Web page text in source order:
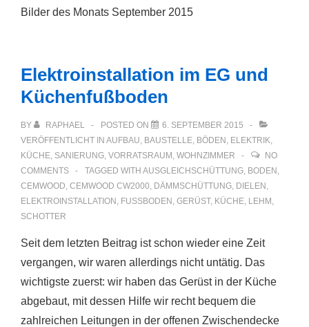
Bilder des Monats September 2015
Elektroinstallation im EG und
Küchenfußboden
BY RAPHAEL POSTED ON
6. SEPTEMBER 2015
VERÖFFENTLICHT IN AUFBAU, BAUSTELLE, BÖDEN , ELEKTRIK,
KÜCHE, SANIERUNG, VORRATSRAUM , WOHNZIMMER
NO
COMMENTS
TAGGED WITH AUSGLEICHSCHÜTTUNG, BODEN ,
CEMWOOD, CEMWOOD CW2000, DÄMMSCHÜTTUNG, DIELEN ,
ELEKTROINSTALLATION , FUSSBODEN , GERÜST, KÜCHE, LEHM ,
SCHOTTER
Seit dem letzten Beitrag ist schon wieder eine Zeit
vergangen, wir waren allerdings nicht untätig. Das
wichtigste zuerst: wir haben das Gerüst in der Küche
abgebaut, mit dessen Hilfe wir recht bequem die
zahlreichen Leitungen in der offenen Zwischendecke